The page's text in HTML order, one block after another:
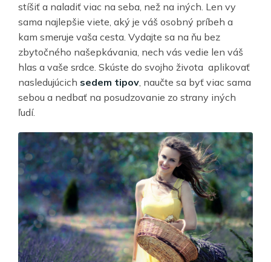
stíšiť a naladiť viac na seba, než na iných. Len vy
sama najlepšie viete, aký je váš osobný príbeh a
kam smeruje vaša cesta. Vydajte sa na ňu bez
zbytočného našepkávania, nech vás vedie len váš
hlas a vaše srdce. Skúste do svojho života aplikovať
nasledujúcich sedem tipov, naučte sa byť viac sama
sebou a nedbať na posudzovanie zo strany iných
ľudí.